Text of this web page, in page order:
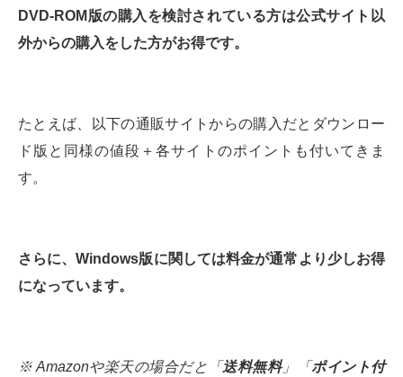
DVD-ROM版の購入を検討されている方は公式サイト以
外からの購入をした方がお得です。
たとえば、以下の通販サイトからの購入だとダウンロー
ド版と同様の値段＋各サイトのポイントも付いてきま
す。
さらに、Windows版に関しては料金が通常より少しお得
になっています。
※ Amazonや楽天の場合だと「 送料無料」「 ポイント付